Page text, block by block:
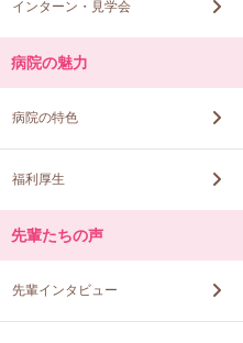
インターン・見学会
病院の魅力
病院の特色
福利厚生
先輩たちの声
先輩インタビュー